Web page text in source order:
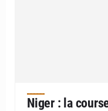
Niger : la